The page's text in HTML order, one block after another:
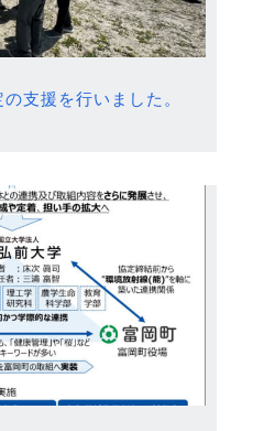
支援を行いました。